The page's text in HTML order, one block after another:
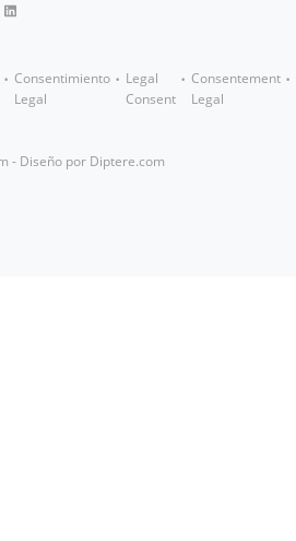
Consentimiento
Legal
Legal
Consent
Consentement
Legal
- Diseño por Diptere.com